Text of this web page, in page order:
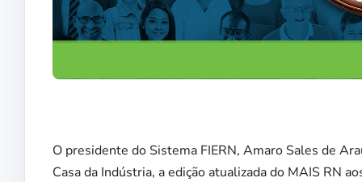
O presidente do Sistema FIERN, Amaro Sales de
Casa da Indústria, a edição atualizada do MAIS RN